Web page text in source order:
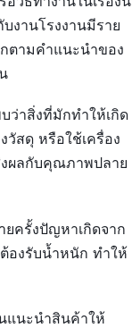
งานโรงงานมีราย
ตามคำแนะนำของ
ว่าสิ่งที่มักทำให้เกิด
สดุ หรือใช้เครื่อง
งผลกับคุณภาพปลาย
ครั้งปัญหาเกิดจาก
องรับน้ำหนัก ทำให้
แนะนำสินค้าให้